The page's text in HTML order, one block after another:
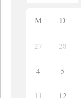
M D
27 28
4 5
11 12